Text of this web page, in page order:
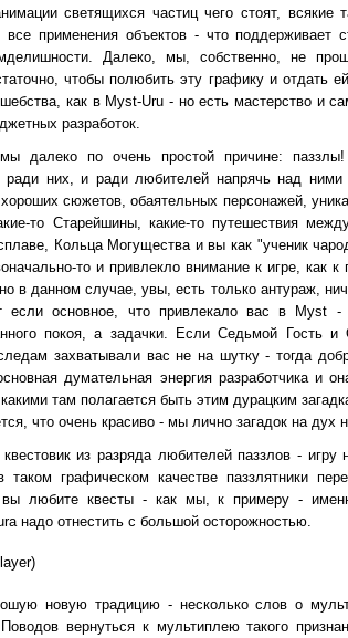
светящихся частиц чего стоят, всякие
применения объектов - что поддерживает
Далеко, мы, собственно, не
чтобы полюбить эту графику и отдать
как в Myst-Uru - но есть мастерство и
разработок.
далеко по очень простой причине: паззлы!
ради них, и ради любителей напрячь над
сюжетов, обаятельных персонажей,
то Старейшины, какие-то путешествия
Кольца Могущества и вы как "ученик
то и привлекло внимание к игре, как
в данном случае, увы, есть только антураж,
если основное, что привлекало вас в Myst -
покоя, а задачки. Если Седьмой Гость
захватывали вас не на шутку - тогда
думательная энергия разработчика и
там полагается быть этим дурацким
что очень красиво - мы лично загадок на дух
из разряда любителей паззлов - игру
графическом качестве паззлятники
любите квесты - как мы, к примеру -
надо отнестить с большой осторожностью.
новую традицию - несколько слов о
вернуться к мультиплею такого